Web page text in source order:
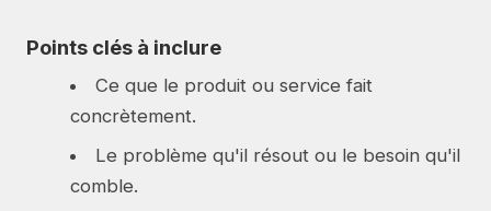
Points clés à inclure
Ce que le produit ou service fait
concrètement.
Le problème qu'il résout ou le besoin qu'il
comble.